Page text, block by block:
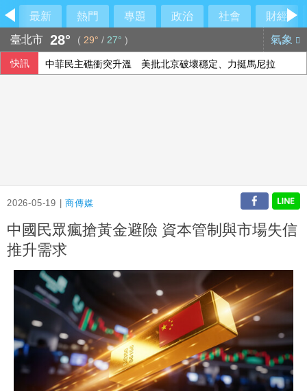
最新 熱門 專題 政治 社會
財經
臺北市 28° ( 29° / 27° ) 氣象
快訊 中菲民主礁衝突升溫 美批北京破壞穩定、力挺馬尼拉
2026-05-19 |商傳媒
中國民眾瘋搶黃金避險 資本管制與市場失信
推升需求